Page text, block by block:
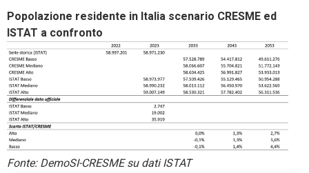
Popolazione residente in Italia scenario CRESME ed
ISTAT a confronto
Fonte: DemoSI-CRESME su dati ISTAT